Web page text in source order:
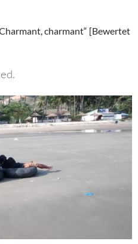
charmant“ [Bewertet